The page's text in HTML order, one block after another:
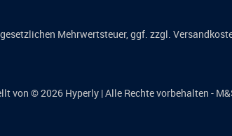
Mehrwertsteuer, ggf. zzgl.
von © 2026 Hyperly | Alle Rechte vorbehalten -